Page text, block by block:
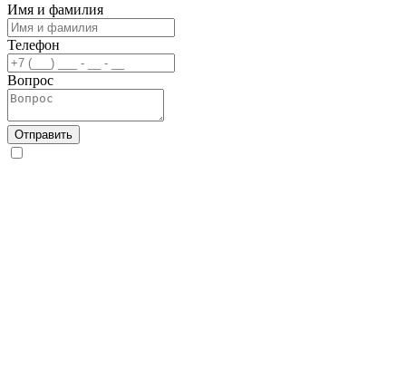
Имя и фамилия
Телефон
Вопрос
Отправить